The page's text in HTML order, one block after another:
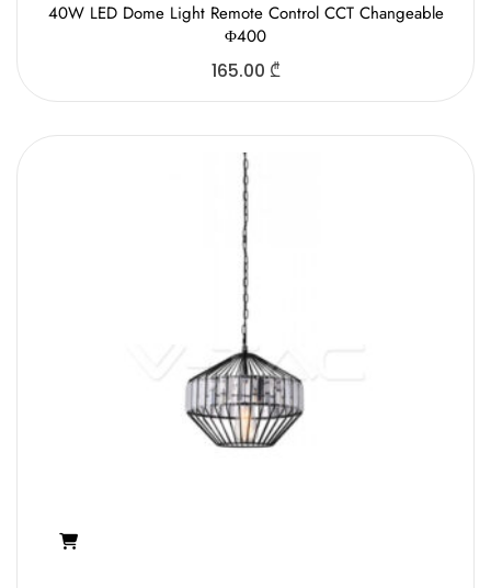
40W LED Dome Light Remote Control CCT Changeable
Φ400
165.00 ₾